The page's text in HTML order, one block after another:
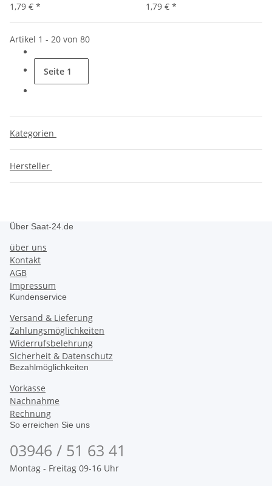
1,79 € *
1,79 € *
Artikel 1 - 20 von 80
Seite 1
Kategorien
Hersteller
Über Saat-24.de
über uns
Kontakt
AGB
Impressum
Kundenservice
Versand & Lieferung
Zahlungsmöglichkeiten
Widerrufsbelehrung
Sicherheit & Datenschutz
Bezahlmöglichkeiten
Vorkasse
Nachnahme
Rechnung
So erreichen Sie uns
03946 / 51 63 41
Montag - Freitag 09-16 Uhr